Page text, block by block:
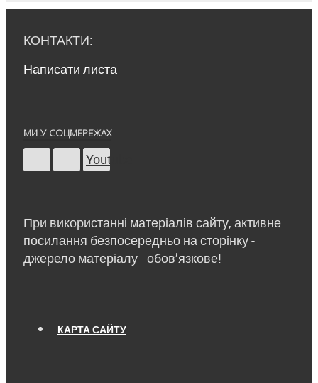
КОНТАКТИ:
Написати листа
МИ У СОЦМЕРЕЖАХ
Youtube
При використанні матеріалів сайту, активне
посилання безпосередньо на сторінку -
джерело матеріалу - обов’язкове!
КАРТА САЙТУ